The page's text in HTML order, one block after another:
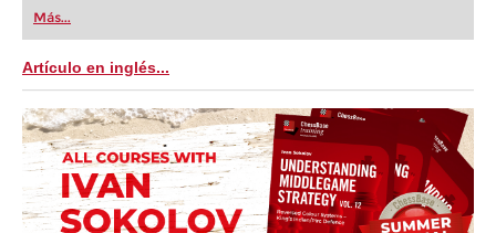
first steps into the world of club chess, or already
playing at a tournament level: with FRITZ, you can
train more efficiently, intelligently and with a
more personalised approach than ever before.
Más...
Artículo en inglés...